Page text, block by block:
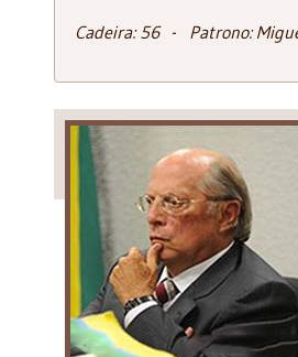
Cadeira: 56 - Patrono: